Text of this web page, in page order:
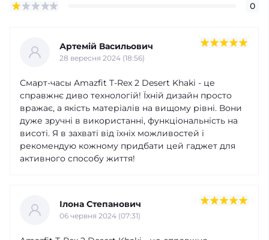
0
Артемій Васильович
28 вересня 2024 (18:56)
Смарт-часы Amazfit T-Rex 2 Desert Khaki - це
справжнє диво технологій! Їхній дизайн просто
вражає, а якість матеріалів на вищому рівні. Вони
дуже зручні в використанні, функціональність на
висоті. Я в захваті від їхніх можливостей і
рекомендую кожному придбати цей гаджет для
активного способу життя!
Ілона Степанович
06 червня 2024 (07:31)